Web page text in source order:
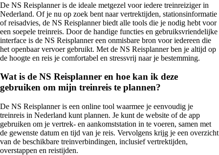
De NS Reisplanner is de ideale metgezel voor iedere treinreiziger in
Nederland. Of je nu op zoek bent naar vertrektijden, stationsinformatie
of reisadvies, de NS Reisplanner biedt alle tools die je nodig hebt voor
een soepele treinreis. Door de handige functies en gebruiksvriendelijke
interface is de NS Reisplanner een onmisbare bron voor iedereen die
het openbaar vervoer gebruikt. Met de NS Reisplanner ben je altijd op
de hoogte en reis je comfortabel en stressvrij naar je bestemming.
Wat is de NS Reisplanner en hoe kan ik deze
gebruiken om mijn treinreis te plannen?
De NS Reisplanner is een online tool waarmee je eenvoudig je
treinreis in Nederland kunt plannen. Je kunt de website of de app
gebruiken om je vertrek- en aankomststation in te voeren, samen met
de gewenste datum en tijd van je reis. Vervolgens krijg je een overzicht
van de beschikbare treinverbindingen, inclusief vertrektijden,
overstappen en reistijden.